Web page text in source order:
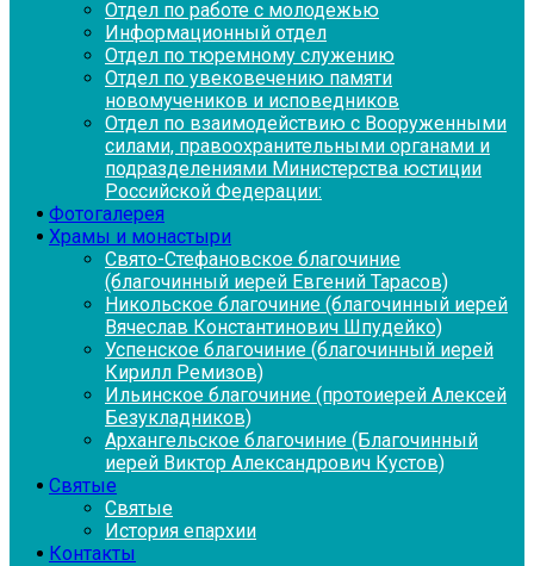
Отдел по работе с молодежью
Информационный отдел
Отдел по тюремному служению
Отдел по увековечению памяти
новомучеников и исповедников
Отдел по взаимодействию с Вооруженными
силами, правоохранительными органами и
подразделениями Министерства юстиции
Российской Федерации:
Фотогалерея
Храмы и монастыри
Свято-Стефановское благочиние
(благочинный иерей Евгений Тарасов)
Никольское благочиние (благочинный иерей
Вячеслав Константинович Шпудейко)
Успенское благочиние (благочинный иерей
Кирилл Ремизов)
Ильинское благочиние (протоиерей Алексей
Безукладников)
Архангельское благочиние (Благочинный
иерей Виктор Александрович Кустов)
Святые
Святые
История епархии
Контакты